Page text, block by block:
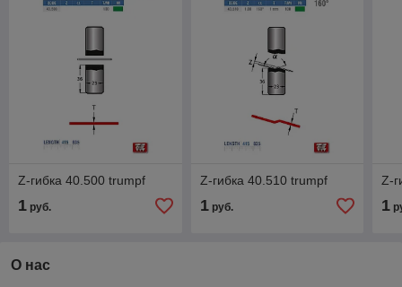
Z-гибка 40.500 trumpf
1 руб.
Z-гибка 40.510 trumpf
1руб.
Z-
1
О нас